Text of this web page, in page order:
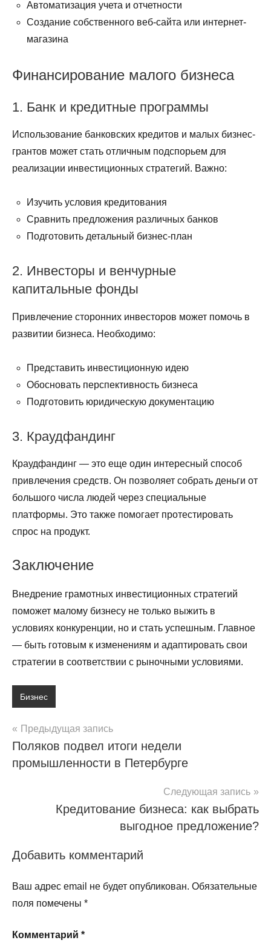
Автоматизация учета и отчетности
Создание собственного веб-сайта или интернет-
магазина
Финансирование малого бизнеса
1. Банк и кредитные программы
Использование банковских кредитов и малых бизнес-
грантов может стать отличным подспорьем для
реализации инвестиционных стратегий. Важно:
Изучить условия кредитования
Сравнить предложения различных банков
Подготовить детальный бизнес-план
2. Инвесторы и венчурные
капитальные фонды
Привлечение сторонних инвесторов может помочь в
развитии бизнеса. Необходимо:
Представить инвестиционную идею
Обосновать перспективность бизнеса
Подготовить юридическую документацию
3. Краудфандинг
Краудфандинг — это еще один интересный способ
привлечения средств. Он позволяет собрать деньги от
большого числа людей через специальные
платформы. Это также помогает протестировать
спрос на продукт.
Заключение
Внедрение грамотных инвестиционных стратегий
поможет малому бизнесу не только выжить в
условиях конкуренции, но и стать успешным. Главное
— быть готовым к изменениям и адаптировать свои
стратегии в соответствии с рыночными условиями.
Бизнес
Навигация
по
записям
Предыдущая запись
Поляков подвел итоги недели
промышленности в Петербурге
Следующая запись
Кредитование бизнеса: как выбрать
выгодное предложение?
Добавить комментарий
Ваш адрес email не будет опубликован. Обязательные
поля помечены *
Комментарий *